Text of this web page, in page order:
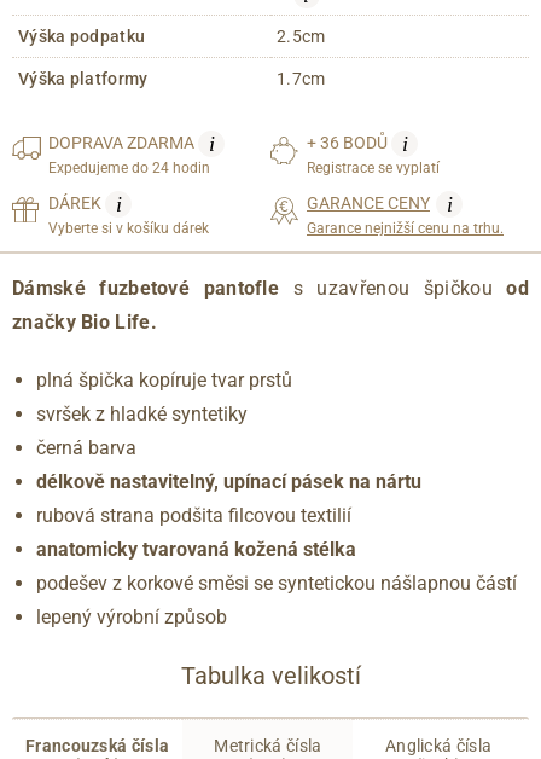
Výška podpatku 2.5cm
Výška platformy 1.7cm
DOPRAVAZDARMA i
Expedujeme do 24 hodin
+ 36 BODŮ i
Registrace se vyplatí
DÁREK i
Vyberte si v košíku dárek
GARANCE CENY i
Garance nejnižší cenu na trhu.
Dámské fuzbetové pantofle s uzavřenou špičkouod
značky Bio Life.
plná špička kopíruje tvar prstů
svršek z hladké syntetiky
černá barva
délkově nastavitelný, upínací pásek na nártu
rubová strana podšita filcovou textilií
anatomicky tvarovaná kožená stélka
podešev z korkové směsi se syntetickou nášlapnou částí
lepený výrobní způsob
Tabulka velikostí
Francouzská čísla
Metrická čísla
Anglická čísla